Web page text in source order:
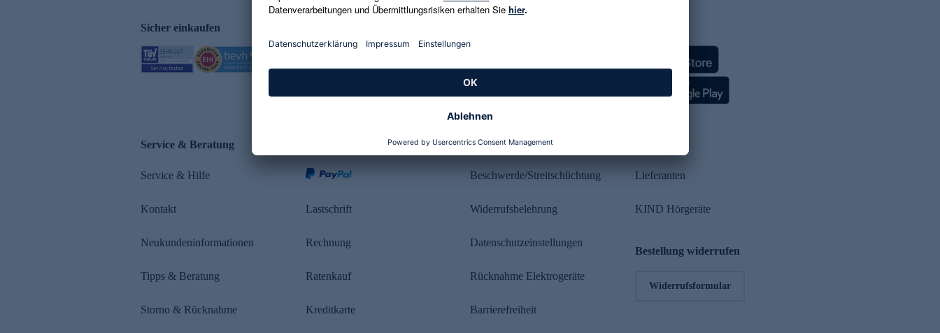
Sicher einkaufen
Service & Beratung
Service & Hilfe
Kontakt
Neukundeninformationen
Tipps & Beratung
Storno & Rücknahme
Lastschrift
Rechnung
Ratenkauf
Kreditkarte
Rechtliches
Beschwerde/Streitschlichtung
Widerrufsbelehrung
Datenschutzeinstellungen
Rücknahme Elektrogeräte
Barrierefreiheit
Lieferanten
KIND Hörgeräte
Bestellung widerrufen
Widerrufsformular